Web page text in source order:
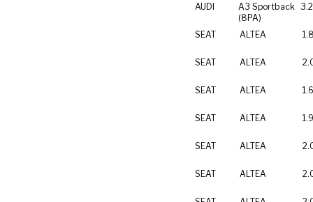
AUDI
A3 Sportback
(8PA)
SEAT ALTEA
SEAT ALTEA
SEAT ALTEA
SEAT ALTEA
SEAT ALTEA
SEAT ALTEA